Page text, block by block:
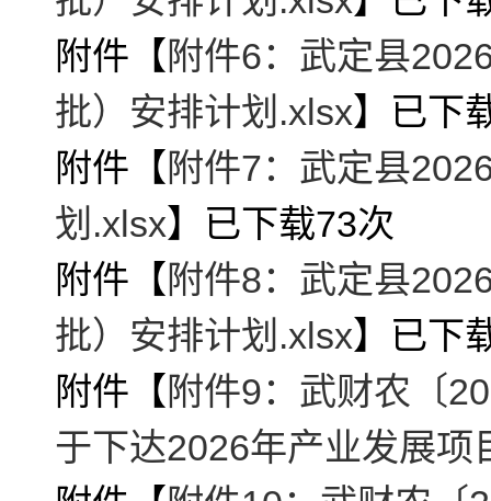
附件【 附件6：武定县
批）安排计划.xlsx】已下
附件【 附件7：武定县
划.xlsx】已下载73次
附件【 附件8：武定县
批）安排计划.xlsx】已下
附件【 附件9：武财农〔
于下达2026年产业发展